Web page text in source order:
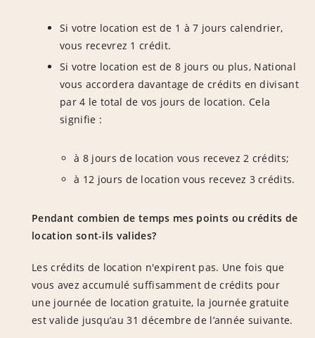
Si votre location est de 1 à 7 jours calendrier,
vous recevrez 1 crédit.
Si votre location est de 8 jours ou plus, National
vous accordera davantage de crédits en divisant
par 4 le total de vos jours de location. Cela
signifie :
à 8 jours de location vous recevez 2 crédits;
à 12 jours de location vous recevez 3 crédits.
Pendant combien de temps mes points ou crédits de
location sont-ils valides?
Les crédits de location n'expirent pas. Une fois que
vous avez accumulé suffisamment de crédits pour
une journée de location gratuite, la journée gratuite
est valide jusqu’au 31 décembre de l’année suivante.